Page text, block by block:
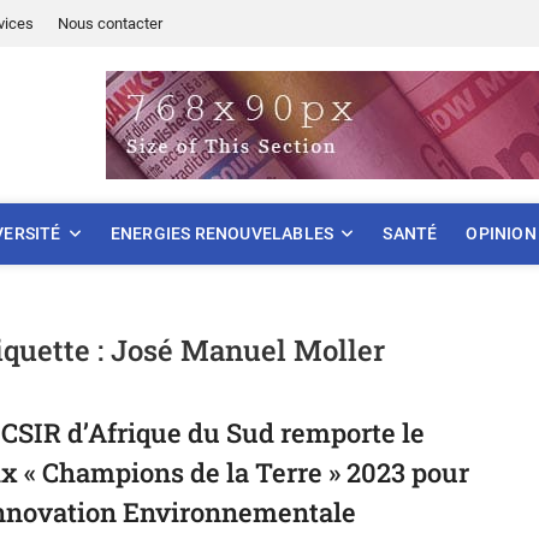
Nous contacter
ENERGIES RENOUVELABLES SANTÉ OPINION
:José Manuel Moller
d’Afrique du Sud remporte le
« Champions de la Terre » 2023 pour
Environnementale